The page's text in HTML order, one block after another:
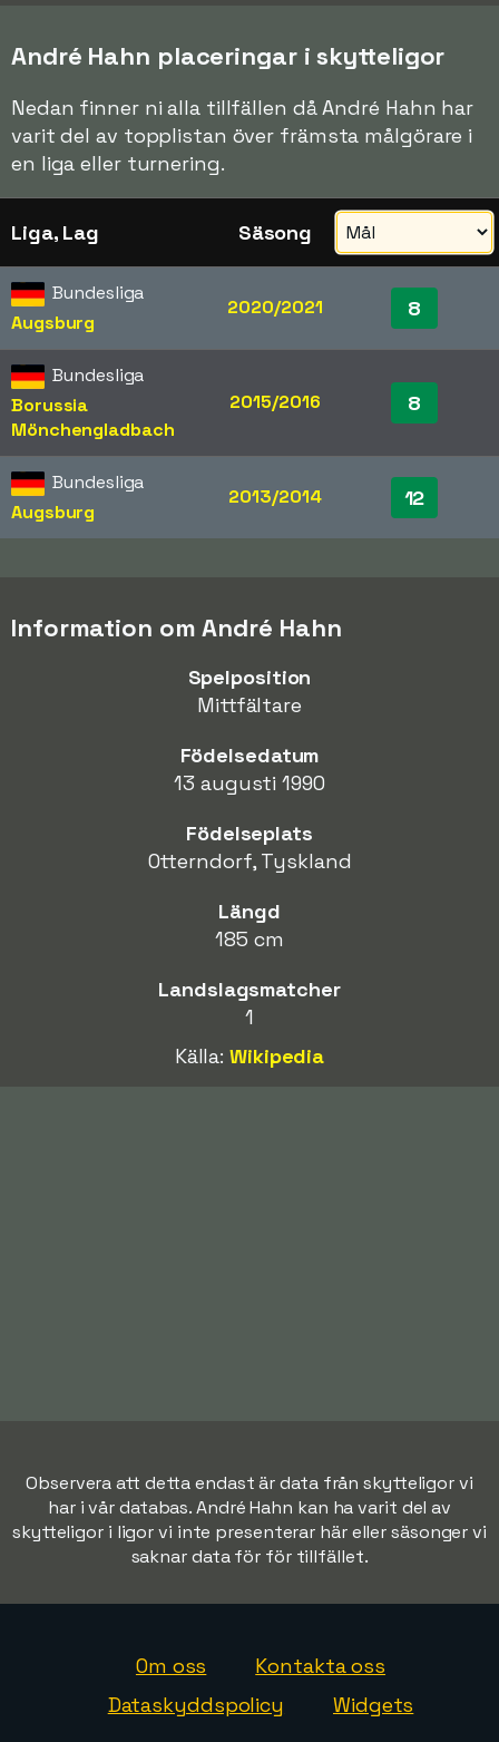
André Hahn placeringar i skytteligor
Nedan finner ni alla tillfällen då André Hahn har
varit del av topplistan över främsta målgörare i
en liga eller turnering.
Liga, Lag Säsong
Bundesliga
Augsburg
2020/2021 8
Bundesliga
Borussia
Mönchengladbach
2015/2016 8
Bundesliga
Augsburg
2013/2014 12
Information om André Hahn
Spelposition
Mittfältare
Födelsedatum
13 augusti 1990
Födelseplats
Otterndorf, Tyskland
Längd
185 cm
Landslagsmatcher
1
Källa:Wikipedia
Observera att detta endast är data från skytteligor vi
har i vår databas. André Hahn kan ha varit del av
skytteligor i ligor vi inte presenterar här eller säsonger vi
saknar data för för tillfället.
Om oss
Kontakta oss
Dataskyddspolicy
Widgets